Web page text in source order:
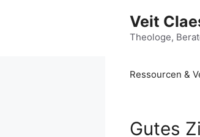
Veit
Theologe,
Ressourcen &
Gutes